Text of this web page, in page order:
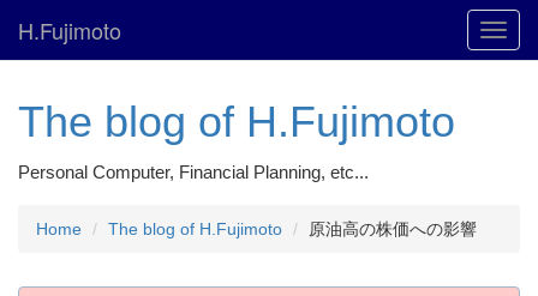
H.Fujimoto
The blog of H.Fujimoto
Personal Computer, Financial Planning, etc...
Home The blog of H.Fujimoto 原油高の株価への影響